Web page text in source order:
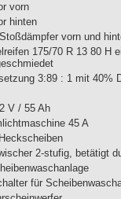
vorn
hinten
vorn und
175/70 R 13 80 H
3:89 : 1 mit 40%
V / 55 Ah
45 A
2-stufig, betätigt
für